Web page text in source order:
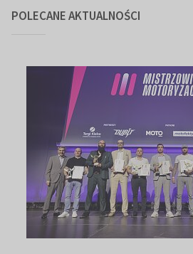
POLECANE AKTUALNOŚCI